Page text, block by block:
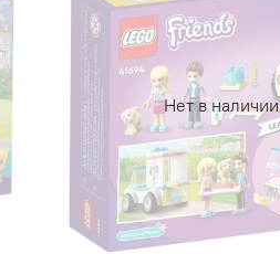
Нет в наличии